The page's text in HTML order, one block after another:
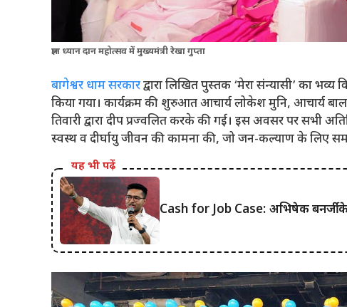
ज्ञान ध्यान दान महोत्सव में मुख्यमंत्री रेखा गुप्ता
बागेश्वर धाम सरकारद्वारा लिखित पुस्तक ‘मेरा संन्यासी’ का
किया गया। कार्यक्रम की शुरुआत आचार्य लोकेश मुनि, आचार्य
तिवारी द्वारा दीप प्रज्वलित करके की गई। इस अवसर पर सभी
स्वस्थ व दीर्घायु जीवन की कामना की, जो जन-कल्याण के लिए
यह भी पढ़ें
Cash for Job Case: अभिषेक बनर्जी के